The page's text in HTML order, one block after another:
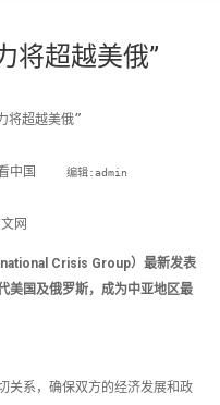
将超越美俄”
将超越美俄”
中国 编辑:admin
网
Crisis Group）最新发表
美国及俄罗斯，成为中亚地区最
关系，确保双方的经济发展和政